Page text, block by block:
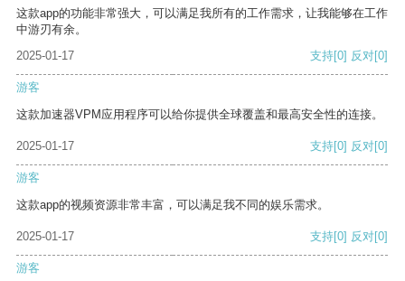
这款app的功能非常强大，可以满足我所有的工作需求，让我能够在工作
中游刃有余。
2025-01-17
支持[0] 反对[0]
游客
这款加速器VPM应用程序可以给你提供全球覆盖和最高安全性的连接。
2025-01-17 支持[0] 反对[0]
游客
这款app的视频资源非常丰富，可以满足我不同的娱乐需求。
2025-01-17 支持[0] 反对[0]
游客